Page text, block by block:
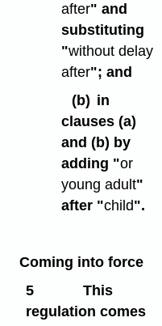
after" and
substituting
"without delay
after"; and
(b) in
clauses (a)
and (b) by
adding "or
young adult"
after "child".
Coming into force
5
This
regulation comes